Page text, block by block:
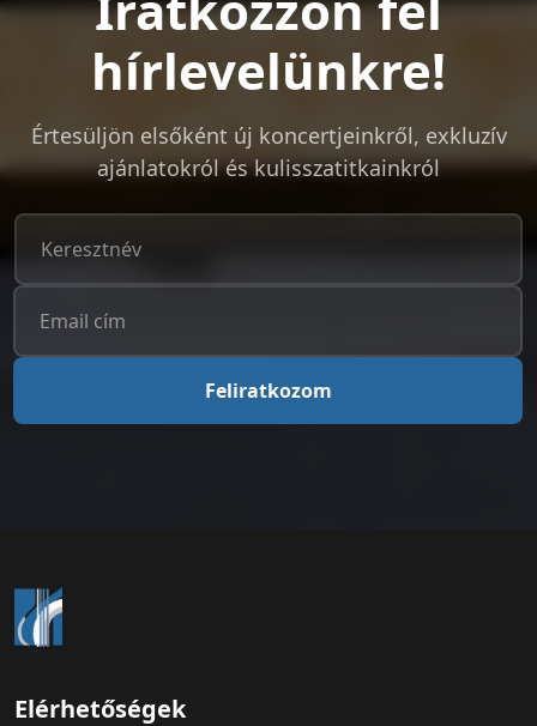
hírlevelünkre!
Értesüljön elsőként új koncertjeinkről, exkluzív
ajánlatokról és kulisszatitkainkról
Feliratkozom
Elérhetőségek